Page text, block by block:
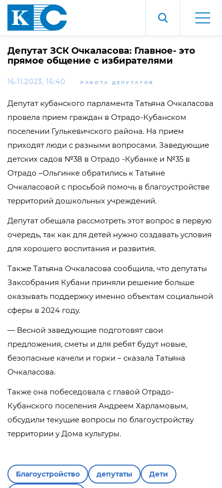
Депутат ЗСК Очкаласова: Главное- это
прямое общение с избирателями
16.11.2023, 16:40 РАБОТА ДЕПУТАТОВ
Депутат кубанского парламента Татьяна Очкаласова
провела прием граждан в Отрадо-Кубанском
поселении Гулькевичского района. На прием
приходят люди с разными вопросами. Заведующие
детских садов №38 в Отрадо -Кубанке и №35 в
Отрадо –Ольгинке обратились к Татьяне
Очкаласовой с просьбой помочь в благоустройстве
территорий дошкольных учреждений.
Депутат обещала рассмотреть этот вопрос в первую
очередь, так как для детей нужно создавать условия
для хорошего воспитания и развития.
Также Татьяна Очкаласова сообщила, что депутаты
Заксобрания Кубани приняли решение больше
оказывать поддержку именно объектам социальной
сферы в 2024 году.
— Весной заведующие подготовят свои
предложения, сметы и для ребят будут новые,
безопасные качели и горки – сказала Татьяна
Очкаласова.
Также она побеседовала с главой Отрадо-
Кубанского поселения Андреем Харламовым,
обсудили текущие вопросы по благоустройству
территории у Дома культуры.
Благоустройство депутаты Дети